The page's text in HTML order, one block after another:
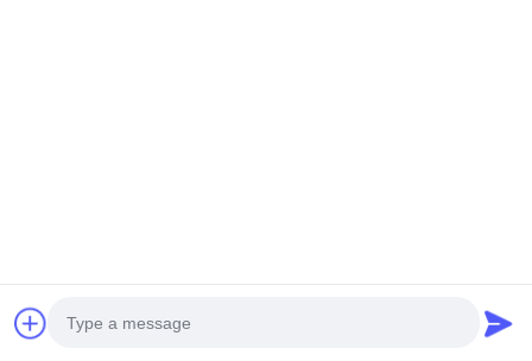
우리 뉴스레터
할인 및 더 많은 정보를 얻기 위해 뉴스레터에 가입하십시오.